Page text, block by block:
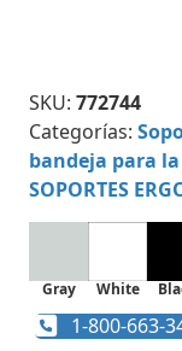
SKU: 772744
Categorías:
bandeja para
SOPORTES
Gray White
1-800-663-